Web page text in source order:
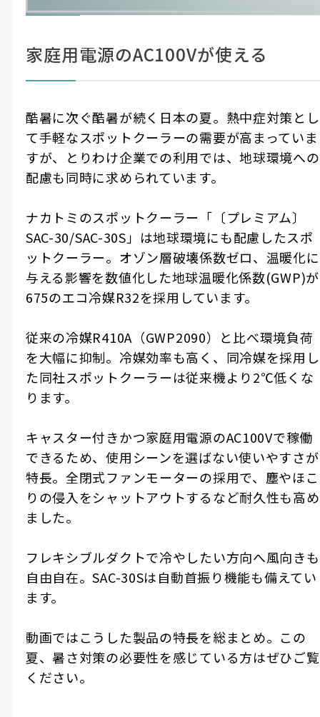
家庭用電源のAC100Vが使える
酷暑に次ぐ酷暑が続く日本の夏。熱中症対策とし
て手軽なスポットクーラーの需要が高まっていま
すが、とりわけ企業での利用では、地球環境への
配慮も同時に求められています。
ナカトミのスポットクーラー「〔プレミアム〕
SAC-30/SAC-30S」は地球環境にも配慮したスポ
ットクーラー。オゾン層破壊係数ゼロ、温暖化に
与える影響を数値化した地球温暖化係数(GWP)が
675のエコ冷媒R32を採用しています。
従来の冷媒R410A（GWP2090）と比べ環境負荷
を大幅に抑制。冷媒効率も高く、同冷媒を採用し
た同社スポットクーラーは従来機より2℃低くな
ります。
キャスター付きかつ家庭用電源のAC100Vで稼働
できるため、使用シーンを選ばない使いやすさが
特長。全閉式ファンモーターの採用で、塵やほこ
りの侵入をシャットアウトするなど耐久性も高め
ました。
フレキシブルダクトで冷やしたい方向へ風向きも
自由自在。SAC-30Sは自動首振り機能も備えてい
ます。
動画ではこうした製品の特長を総まとめ。この
夏、暑さ対策の必要性を感じている方はぜひご覧
ください。